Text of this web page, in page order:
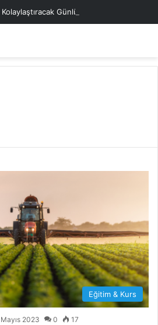
Günlük Stratejiler
Eğitim & Kurs
2023 0 17